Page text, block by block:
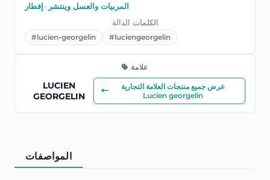
إفطار › المربيات والعسل وينتشر
الكلمات الدالة
#lucien-georgelin #luciengeorgelin
علامة
LUCIEN
GEORGELIN
عرض جميع منتجات العلامة التجارية
Lucien georgelin
المواصفات